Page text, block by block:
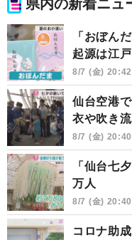
県内の新着ニュ
「おぼん
起源は江
8/7 (金) 20:42
仙台空港
衣や吹き
8/7 (金) 20:40
「仙台七
万人
8/7 (金) 20:40
コロナ助